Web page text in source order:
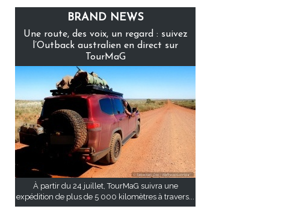
BRAND NEWS
Une route, des voix, un regard : suivez
l’Outback australien en direct sur
TourMaG
À partir du 24 juillet, TourMaG suivra une
expédition de plus de 5 000 kilomètres à travers...